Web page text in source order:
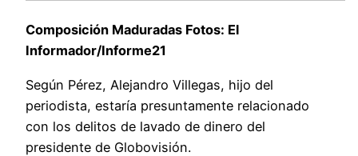
Composición Maduradas Fotos: El
Informador/Informe21
Según Pérez, Alejandro Villegas, hijo del
periodista, estaría presuntamente relacionado
con los delitos de lavado de dinero del
presidente de Globovisión.